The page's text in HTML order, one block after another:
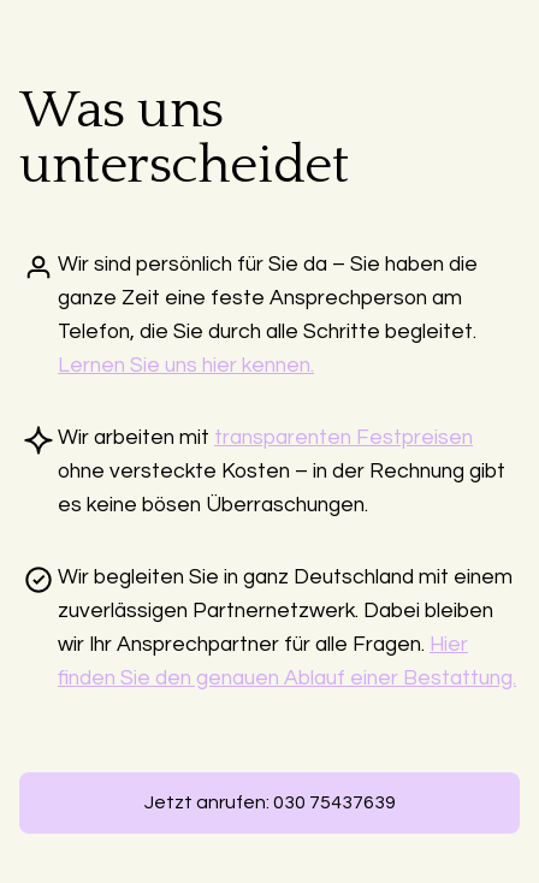
Was uns
unterscheidet
Wir sind persönlich für Sie da – Sie haben die
ganze Zeit eine feste Ansprechperson am
Telefon, die Sie durch alle Schritte begleitet.
Lernen Sie uns hier kennen.
Wir arbeiten mit transparenten Festpreisen
ohne versteckte Kosten – in der Rechnung gibt
es keine bösen Überraschungen.
Wir begleiten Sie in ganz Deutschland mit einem
zuverlässigen Partnernetzwerk. Dabei bleiben
wir Ihr Ansprechpartner für alle Fragen. Hier
finden Sie den genauen Ablauf einer Bestattung.
Jetzt anrufen: 030 75437639